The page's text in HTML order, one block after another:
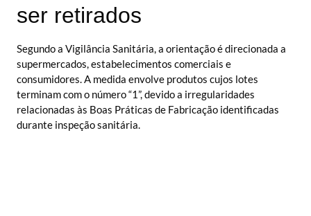
ser retirados
Segundo a Vigilância Sanitária, a orientação é direcionada a
supermercados, estabelecimentos comerciais e
consumidores. A medida envolve produtos cujos lotes
terminam com o número “1”, devido a irregularidades
relacionadas às Boas Práticas de Fabricação identificadas
durante inspeção sanitária.